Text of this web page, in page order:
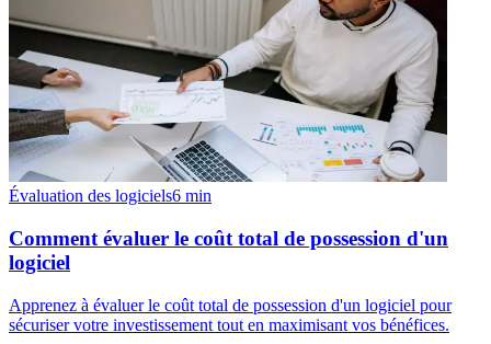
Évaluation des logiciels6 min
Comment évaluer le coût total de possession d'un
logiciel
Apprenez à évaluer le coût total de possession d'un logiciel pour
sécuriser votre investissement tout en maximisant vos bénéfices.